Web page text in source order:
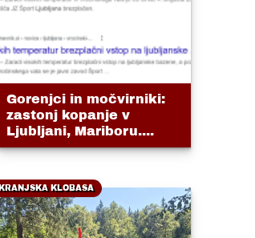
Gorenjci in močvirniki:
zastonj kopanje v
Ljubljani, Mariboru....
KRANJSKA KLOBASA